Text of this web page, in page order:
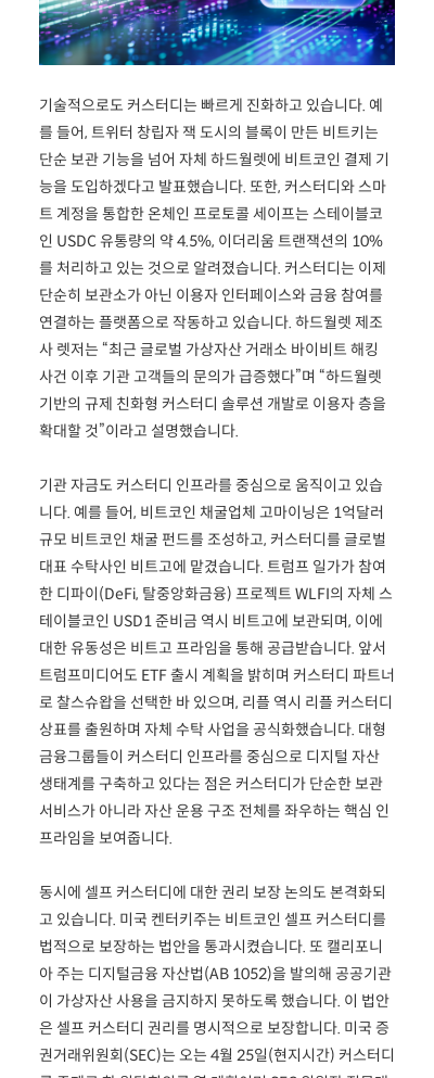
기술적으로도 커스터디는 빠르게 진화하고 있습니다. 예
를 들어, 트위터 창립자 잭 도시의 블록이 만든 비트키는
단순 보관 기능을 넘어 자체 하드월렛에 비트코인 결제 기
능을 도입하겠다고 발표했습니다. 또한, 커스터디와 스마
트 계정을 통합한 온체인 프로토콜 세이프는 스테이블코
인 USDC 유통량의 약 4.5%, 이더리움 트랜잭션의 10%
를 처리하고 있는 것으로 알려졌습니다. 커스터디는 이제
단순히 보관소가 아닌 이용자 인터페이스와 금융 참여를
연결하는 플랫폼으로 작동하고 있습니다. 하드월렛 제조
사 렛저는 “최근 글로벌 가상자산 거래소 바이비트 해킹
사건 이후 기관 고객들의 문의가 급증했다”며 “하드월렛
기반의 규제 친화형 커스터디 솔루션 개발로 이용자 층을
확대할 것”이라고 설명했습니다.
기관 자금도 커스터디 인프라를 중심으로 움직이고 있습
니다. 예를 들어, 비트코인 채굴업체 고마이닝은 1억달러
규모 비트코인 채굴 펀드를 조성하고, 커스터디를 글로벌
대표 수탁사인 비트고에 맡겼습니다. 트럼프 일가가 참여
한 디파이(DeFi, 탈중앙화금융) 프로젝트 WLFI의 자체 스
테이블코인 USD1 준비금 역시 비트고에 보관되며, 이에
대한 유동성은 비트고 프라임을 통해 공급받습니다. 앞서
트럼프미디어도 ETF 출시 계획을 밝히며 커스터디 파트너
로 찰스슈왑을 선택한 바 있으며, 리플 역시 리플 커스터디
상표를 출원하며 자체 수탁 사업을 공식화했습니다. 대형
금융그룹들이 커스터디 인프라를 중심으로 디지털 자산
생태계를 구축하고 있다는 점은 커스터디가 단순한 보관
서비스가 아니라 자산 운용 구조 전체를 좌우하는 핵심 인
프라임을 보여줍니다.
동시에 셀프 커스터디에 대한 권리 보장 논의도 본격화되
고 있습니다. 미국 켄터키주는 비트코인 셀프 커스터디를
법적으로 보장하는 법안을 통과시켰습니다. 또 캘리포니
아 주는 디지털금융 자산법(AB 1052)을 발의해 공공기관
이 가상자산 사용을 금지하지 못하도록 했습니다. 이 법안
은 셀프 커스터디 권리를 명시적으로 보장합니다. 미국 증
권거래위원회(SEC)는 오는 4월 25일(현지시간) 커스터디